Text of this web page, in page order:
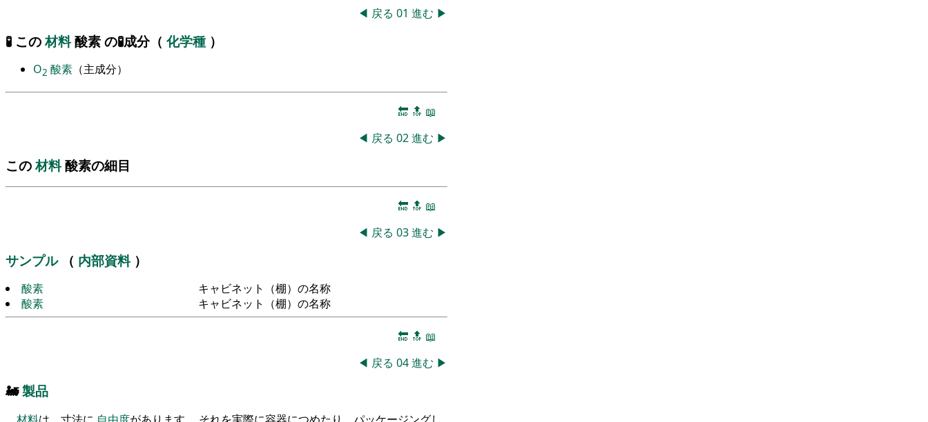
◀ 戻る 01 進む ▶
🧪 この材料酸素 の🧪成分（ 化学種 ）
O2 酸素 （主成分）
🔚 🔝 📖
◀ 戻る 02進む ▶
この材料酸素の細目
🔚 🔝 📖
◀ 戻る 03進む ▶
サンプル （ 内部資料 ）
酸素
キャビネット（棚）の名称
酸素
キャビネット（棚）の名称
🔚 🔝 📖
◀ 戻る 04進む ▶
🚂製品